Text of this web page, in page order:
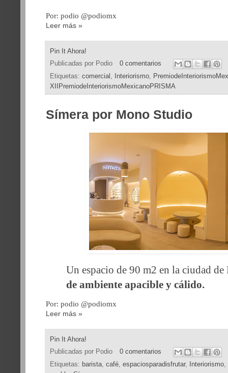
Por: podio @podiomx
Leer más »
Pin It Ahora!
Publicadas por Podio
0 comentarios
Etiquetas: comercial , Interiorismo,
XIIPremiodeInteriorismoMexicanoPRISMA
Símera por Mono Studio
Un espacio de 90 m2 en la ciudad de
de ambiente apacible y cálido.
Por: podio @podiomx
Leer más »
Pin It Ahora!
Publicadas por Podio
0 comentarios
Etiquetas: barista café espaciosparadisfrutar, Interiorismo